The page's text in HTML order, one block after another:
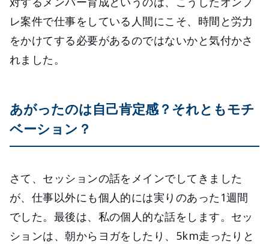
レ案件で仕事をしている人間にこそ、時間と労力
をかけてする必要があるのではないかと気付かさ
れました。
あがったのは自己肯定感？それともモチ
ベーション？
さて、セッションの話をメインでしてきました
が、仕事以外にも個人的には実りのあった1週間
でした。最後は、私の個人的な話をします。セッ
ションは、朝からヨガをしたり、5km走ったりと